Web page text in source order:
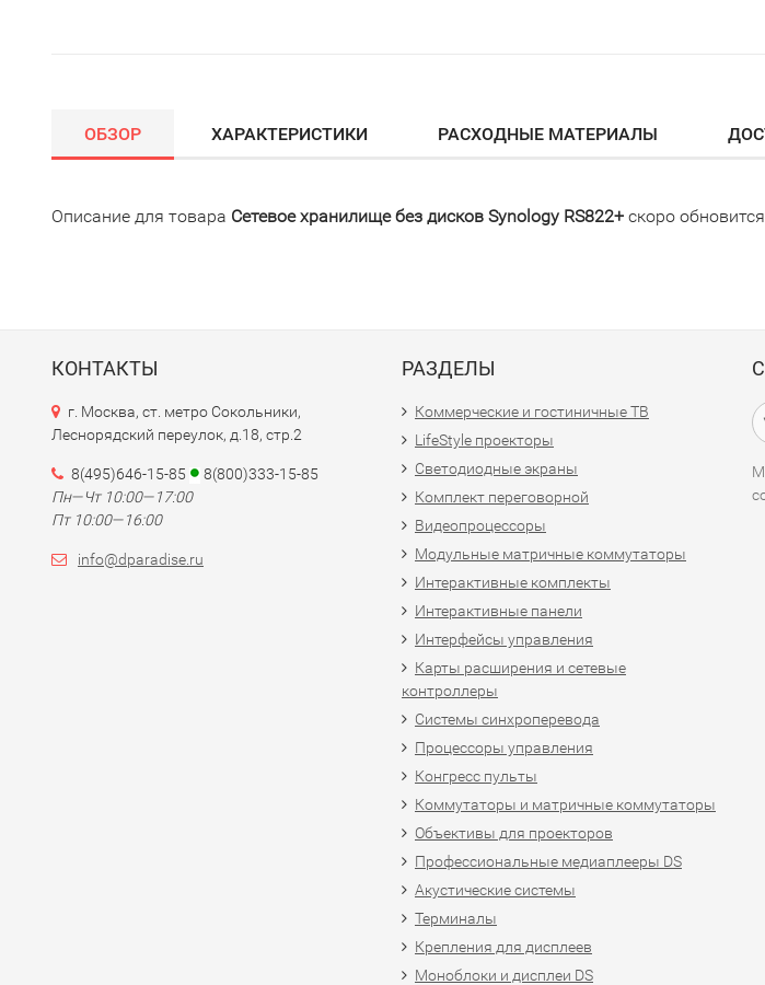
ОБЗОР ХАРАКТЕРИСТИКИ РАСХОДНЫЕ МАТЕРИАЛЫ
Описание для товара Сетевое хранилище без дисков Synology RS822+ скоро обновится
КОНТАКТЫ
г. Москва, ст. метро Сокольники,
Леснорядский переулок, д.18, стр.2
8(495)646-15-85
8(800)333-15-85
Пн—Чт 10:00—17:00
Пт 10:00—16:00
info@dparadise.ru
РАЗДЕЛЫ
Коммерческие и гостиничные ТВ
LifeStyle проекторы
Светодиодные экраны
Комплект переговорной
Видеопроцессоры
Модульные матричные коммутаторы
Интерактивные комплекты
Интерактивные панели
Интерфейсы управления
Карты расширения и сетевые
контроллеры
Системы синхроперевода
Процессоры управления
Конгресс пульты
Коммутаторы и матричные коммутаторы
Объективы для проекторов
Профессиональные медиаплееры DS
Акустические системы
Терминалы
Крепления для дисплеев
Моноблоки и дисплеи DS